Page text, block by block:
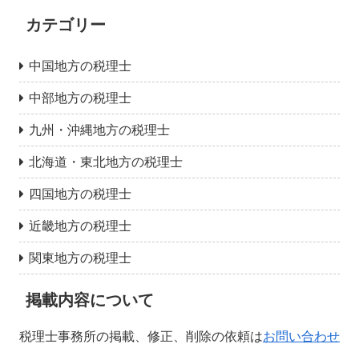
カテゴリー
中国地方の税理士
中部地方の税理士
九州・沖縄地方の税理士
北海道・東北地方の税理士
四国地方の税理士
近畿地方の税理士
関東地方の税理士
掲載内容について
税理士事務所の掲載、修正、削除の依頼はお問い合わせ